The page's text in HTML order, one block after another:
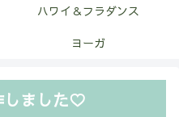
ハワイ＆フラダンス
ヨーガ
しました♡